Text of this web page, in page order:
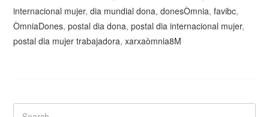
internacional mujer,dia mundial dona,donesÒmnia,favibc,
ÒmniaDones,postal dia dona,postal dia internacional mujer,
postal dia mujer trabajadora,xarxaòmnia8M